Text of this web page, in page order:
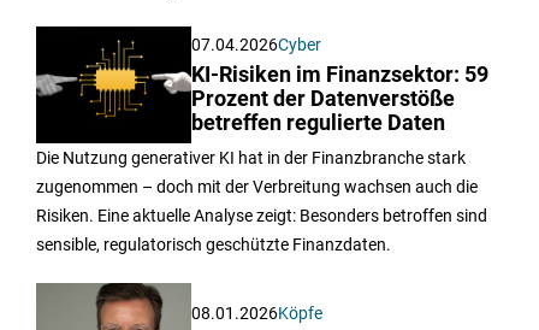
07.04.2026Cyber
KI-Risiken im Finanzsektor: 59
Prozent der Datenverstöße
betreffen regulierte Daten
Die Nutzung generativer KI hat in der Finanzbranche stark
zugenommen – doch mit der Verbreitung wachsen auch die
Risiken. Eine aktuelle Analyse zeigt: Besonders betroffen sind
sensible, regulatorisch geschützte Finanzdaten.
08.01.2026Köpfe